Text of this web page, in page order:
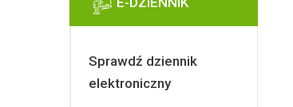
Sprawdź dziennik
elektroniczny